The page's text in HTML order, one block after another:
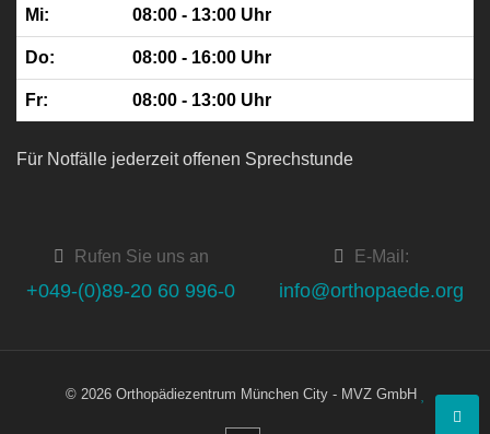
Mi: 08:00 - 13:00 Uhr
Do: 08:00 - 16:00 Uhr
Fr: 08:00 - 13:00 Uhr
Für Notfälle jederzeit offenen Sprechstunde
Rufen Sie uns an
+049-(0)89-20 60 996-0
E-Mail:
info@orthopaede.org
© 2026 Orthopädiezentrum München City - MVZ GmbH